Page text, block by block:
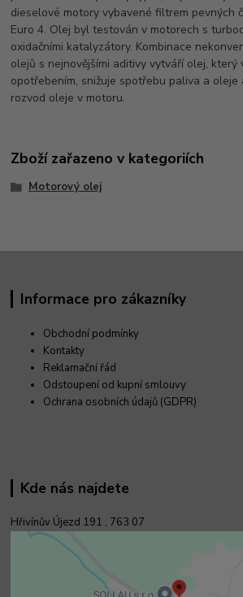
dieselové motory vybavené filtrem pevných
Euro 4. Olej byl testován v motorech s
oxidačními katalyzátory. Kombinace
olejů s nejnovějšími aditivy vytváří olej, který
opotřebením, snižuje spotřebu paliva a
rozvod oleje v motoru.
Zboží zařazeno v kategoriích
Motorový olej
Informace pro zákazníky
Obchodní podmínky
Kontakty
Reklamační řád
Odstoupení od kupní smlouvy
Ochrana osobních údajů (GDPR)
Kde nás najdete
Hřivínův Újezd 191 , 763 07